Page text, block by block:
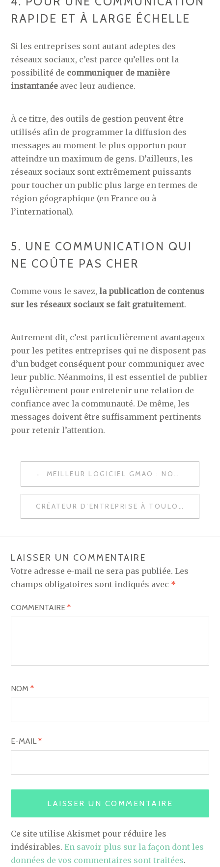
RAPIDE ET À LARGE ÉCHELLE
Si les entreprises sont autant adeptes des
réseaux sociaux, c’est parce qu’elles ont la
possibilité de communiquer de manière
instantanée avec leur audience.
À ce titre, des outils de gestion peuvent être
utilisés afin de programmer la diffusion des
messages au moment le plus opportun pour
atteindre un maximum de gens. D’ailleurs, les
réseaux sociaux sont extrêmement puissants
pour toucher un public plus large en termes de
région géographique (en France ou à
l’international).
5. UNE COMMUNICATION QUI
NE COÛTE PAS CHER
Comme vous le savez, la publication de contenus
sur les réseaux sociaux se fait gratuitement.
Autrement dit, c’est particulièrement avantageux
pour les petites entreprises qui ne disposent pas
d’un budget conséquent pour communiquer avec
leur public. Néanmoins, il est essentiel de publier
régulièrement pour entretenir une relation de
confiance avec la communauté. De même, les
messages doivent être suffisamment pertinents
pour retenir l’attention.
NAVIGATION
DE
L’ARTICLE
MEILLEUR LOGICIEL GMAO : NOTRE SÉLECTION + AVANTAGES POUR VOTRE ENTREPRISE
CRÉATEUR D’ENTREPRISE À TOULOUSE : FAÎTES APPEL À UN GRAPHISTE POUR LA CRÉATION DE LOGO, RÉALISATION DE PLAQUETTE, MOTION DESIGN, ETC.
LAISSER UN COMMENTAIRE
Votre adresse e-mail ne sera pas publiée. Les
champs obligatoires sont indiqués avec *
COMMENTAIRE*
NOM*
E-MAIL*
Ce site utilise Akismet pour réduire les
indésirables.En savoir plus sur la façon dont les
données de vos commentaires sont traitées.